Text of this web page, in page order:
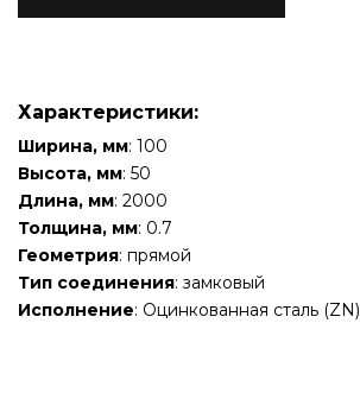
Характеристики:
Ширина, мм: 100
Высота, мм: 50
Длина, мм: 2000
Толщина, мм: 0.7
Геометрия: прямой
Тип соединения: замковый
Исполнение: Оцинкованная сталь (ZN)